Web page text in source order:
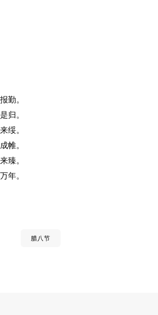
勤。
归。
绥。
帷。
臻。
年。
腊八节